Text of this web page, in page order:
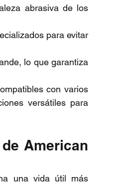
abrasiva de los
para evitar
lo que garantiza
con varios
versátiles para
American
una vida útil más